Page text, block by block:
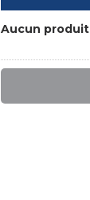
Aucun produit